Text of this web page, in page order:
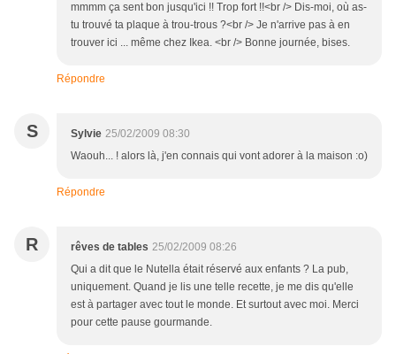
mmmm ça sent bon jusqu'ici !! Trop fort !!<br /> Dis-moi, où as-
tu trouvé ta plaque à trou-trous ?<br /> Je n'arrive pas à en
trouver ici ... même chez Ikea. <br /> Bonne journée, bises.
Répondre
S Sylvie 25/02/2009 08:30
Waouh... ! alors là, j'en connais qui vont adorer à la maison :o)
Répondre
R rêves de tables 25/02/2009 08:26
Qui a dit que le Nutella était réservé aux enfants ? La pub,
uniquement. Quand je lis une telle recette, je me dis qu'elle
est à partager avec tout le monde. Et surtout avec moi. Merci
pour cette pause gourmande.